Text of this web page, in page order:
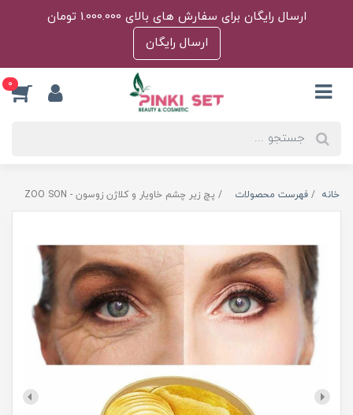
ارسال رایگان برای سفارش های بالای 1.000.000 تومان
ارسال رایگان
0
خانه فهرست محصولات پچ زیر چشم خاویار و کلاژن زوسون - ZOO SON